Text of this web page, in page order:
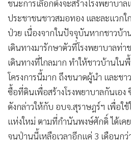
ชนะการเลือกตั้งจะสร้างโรงพยาบา
ประชาชนชาวสมอทอง และละแวกใ
ป่วย เนื่องจากในปัจจุบันหากชาวบ้า
เดินทางมารักษาตัวที่โรงพยาบาลท่า
เดินทางที่ไกลมาก ทำให้ชาวบ้านใน
โครงการนี้มาก ถึงขนาดผู้นำ และช
ซื้อที่ดินเพื่อสร้างโรงพยาบาลกันเอง
ดังกล่าวให้กับ อบจ.สุราษฎร์ฯ เพื่อใช้
แห่งใหม่ ตามที่กำนันพงษ์ศักดิ์ ได้เค
จนป่านนี้เหลือเวลาอีกแค่ 3 เดือนกว่